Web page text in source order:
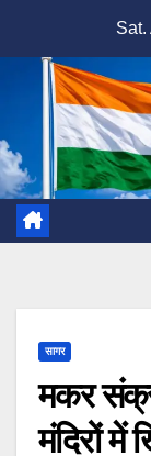
content
Sat.
सागर
मकर
मंदिरों में